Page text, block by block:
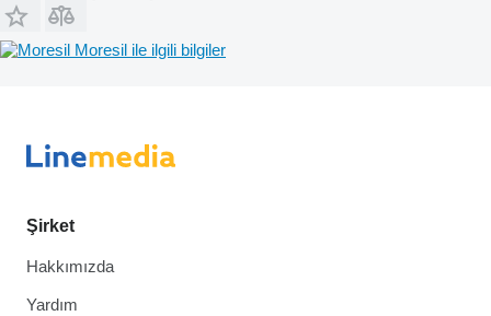
Moresil ile ilgili bilgiler
Şirket
Hakkımızda
Yardım